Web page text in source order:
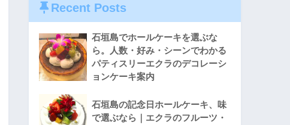
Recent Posts
石垣島でホールケーキを選ぶな
ら。人数・好み・シーンでわかる
パティスリーエクラのデコレーシ
ョンケーキ案内
石垣島の記念日ホールケーキ、味
で選ぶなら｜エクラのフルーツ・